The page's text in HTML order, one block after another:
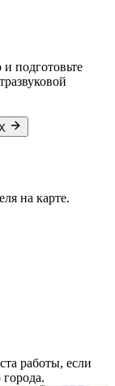
подготовьте
на карте.
работы, если